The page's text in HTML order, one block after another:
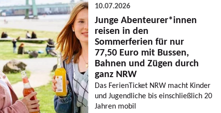
10.07.2026
Junge Abenteurer*innen
reisen in den
Sommerferien für nur
77,50 Euro mit Bussen,
Bahnen und Zügen durch
ganz NRW
Das FerienTicket NRW macht Kinder
und Jugendliche bis einschließlich 20
Jahren mobil